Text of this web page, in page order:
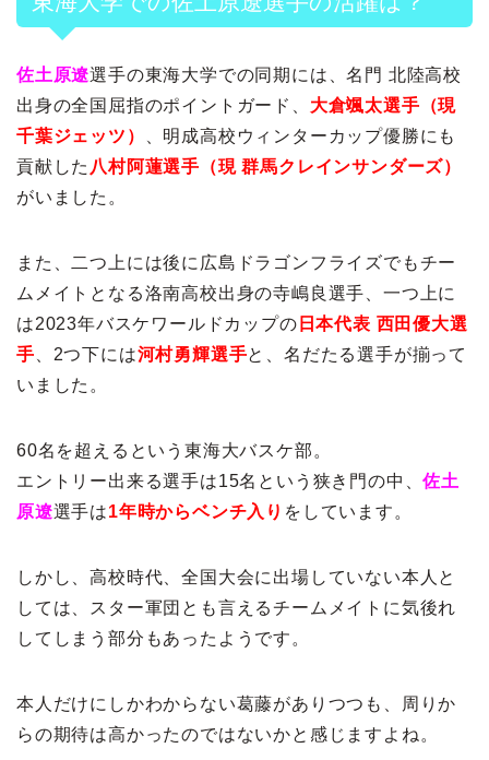
佐土原遼選手の東海大学での同期には、名門 北陸高校
出身の全国屈指のポイントガード、 大倉颯太選手（現
千葉ジェッツ）
、明成高校ウィンターカップ優勝にも
貢献した 八村阿蓮選手（現 群馬クレインサンダーズ）
がいました。
また、二つ上には後に広島ドラゴンフライズでもチー
ムメイトとなる洛南高校出身の寺嶋良選手、一つ上に
は2023年バスケワールドカップの 日本代表 西田優大選
手 、2つ下には河村勇輝選手と、名だたる選手が揃って
いました。
60名を超えるという東海大バスケ部。
エントリー出来る選手は15名という狭き門の中、佐土
原遼選手は1年時からベンチ入り をしています。
しかし、高校時代、全国大会に出場していない本人と
しては、スター軍団とも言えるチームメイトに気後れ
してしまう部分もあったようです。
本人だけにしかわからない葛藤がありつつも、周りか
らの期待は高かったのではないかと感じますよね。